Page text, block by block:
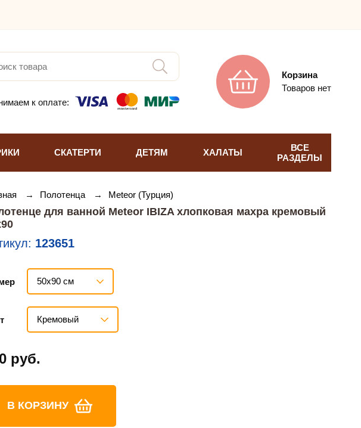
к оплате:
Корзина
Товаров нет
СКАТЕРТИ ДЕТЯМ ХАЛАТЫ
ВСЕ
РАЗДЕЛЫ
→ Полотенца → Meteor (Турция)
для ванной Meteor IBIZA хлопковая махра кремовый
123651
50х90 см
Кремовый
руб.
В КОРЗИНУ